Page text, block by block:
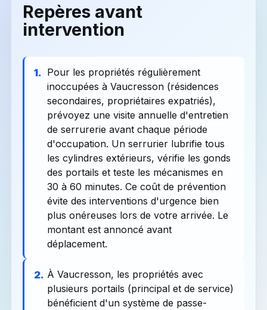
Repères avant
intervention
1. Pour les propriétés régulièrement
inoccupées à Vaucresson (résidences
secondaires, propriétaires expatriés),
prévoyez une visite annuelle d'entretien
de serrurerie avant chaque période
d'occupation. Un serrurier lubrifie tous
les cylindres extérieurs, vérifie les gonds
des portails et teste les mécanismes en
30 à 60 minutes. Ce coût de prévention
évite des interventions d'urgence bien
plus onéreuses lors de votre arrivée. Le
montant est annoncé avant
déplacement.
2. À Vaucresson, les propriétés avec
plusieurs portails (principal et de service)
bénéficient d'un système de passe-